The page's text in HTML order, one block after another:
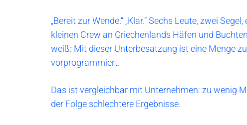
„Bereit zur Wende.“ „Klar.“ Sechs Leute, zwei
kleinen Crew an Griechenlands Häfen und
weiß: Mit dieser Unterbesatzung ist eine Menge
vorprogrammiert.
Das ist vergleichbar mit Unternehmen: zu wenig
der Folge schlechtere Ergebnisse.